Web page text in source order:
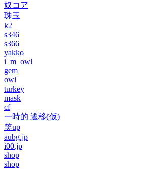
奴コア
珠玉
k2
s346
s366
yakko
i_m_owl
gem
owl
turkey
mask
cf
一時的 遷移(仮)
笑up
aubg.jp
i00.jp
shop
shop